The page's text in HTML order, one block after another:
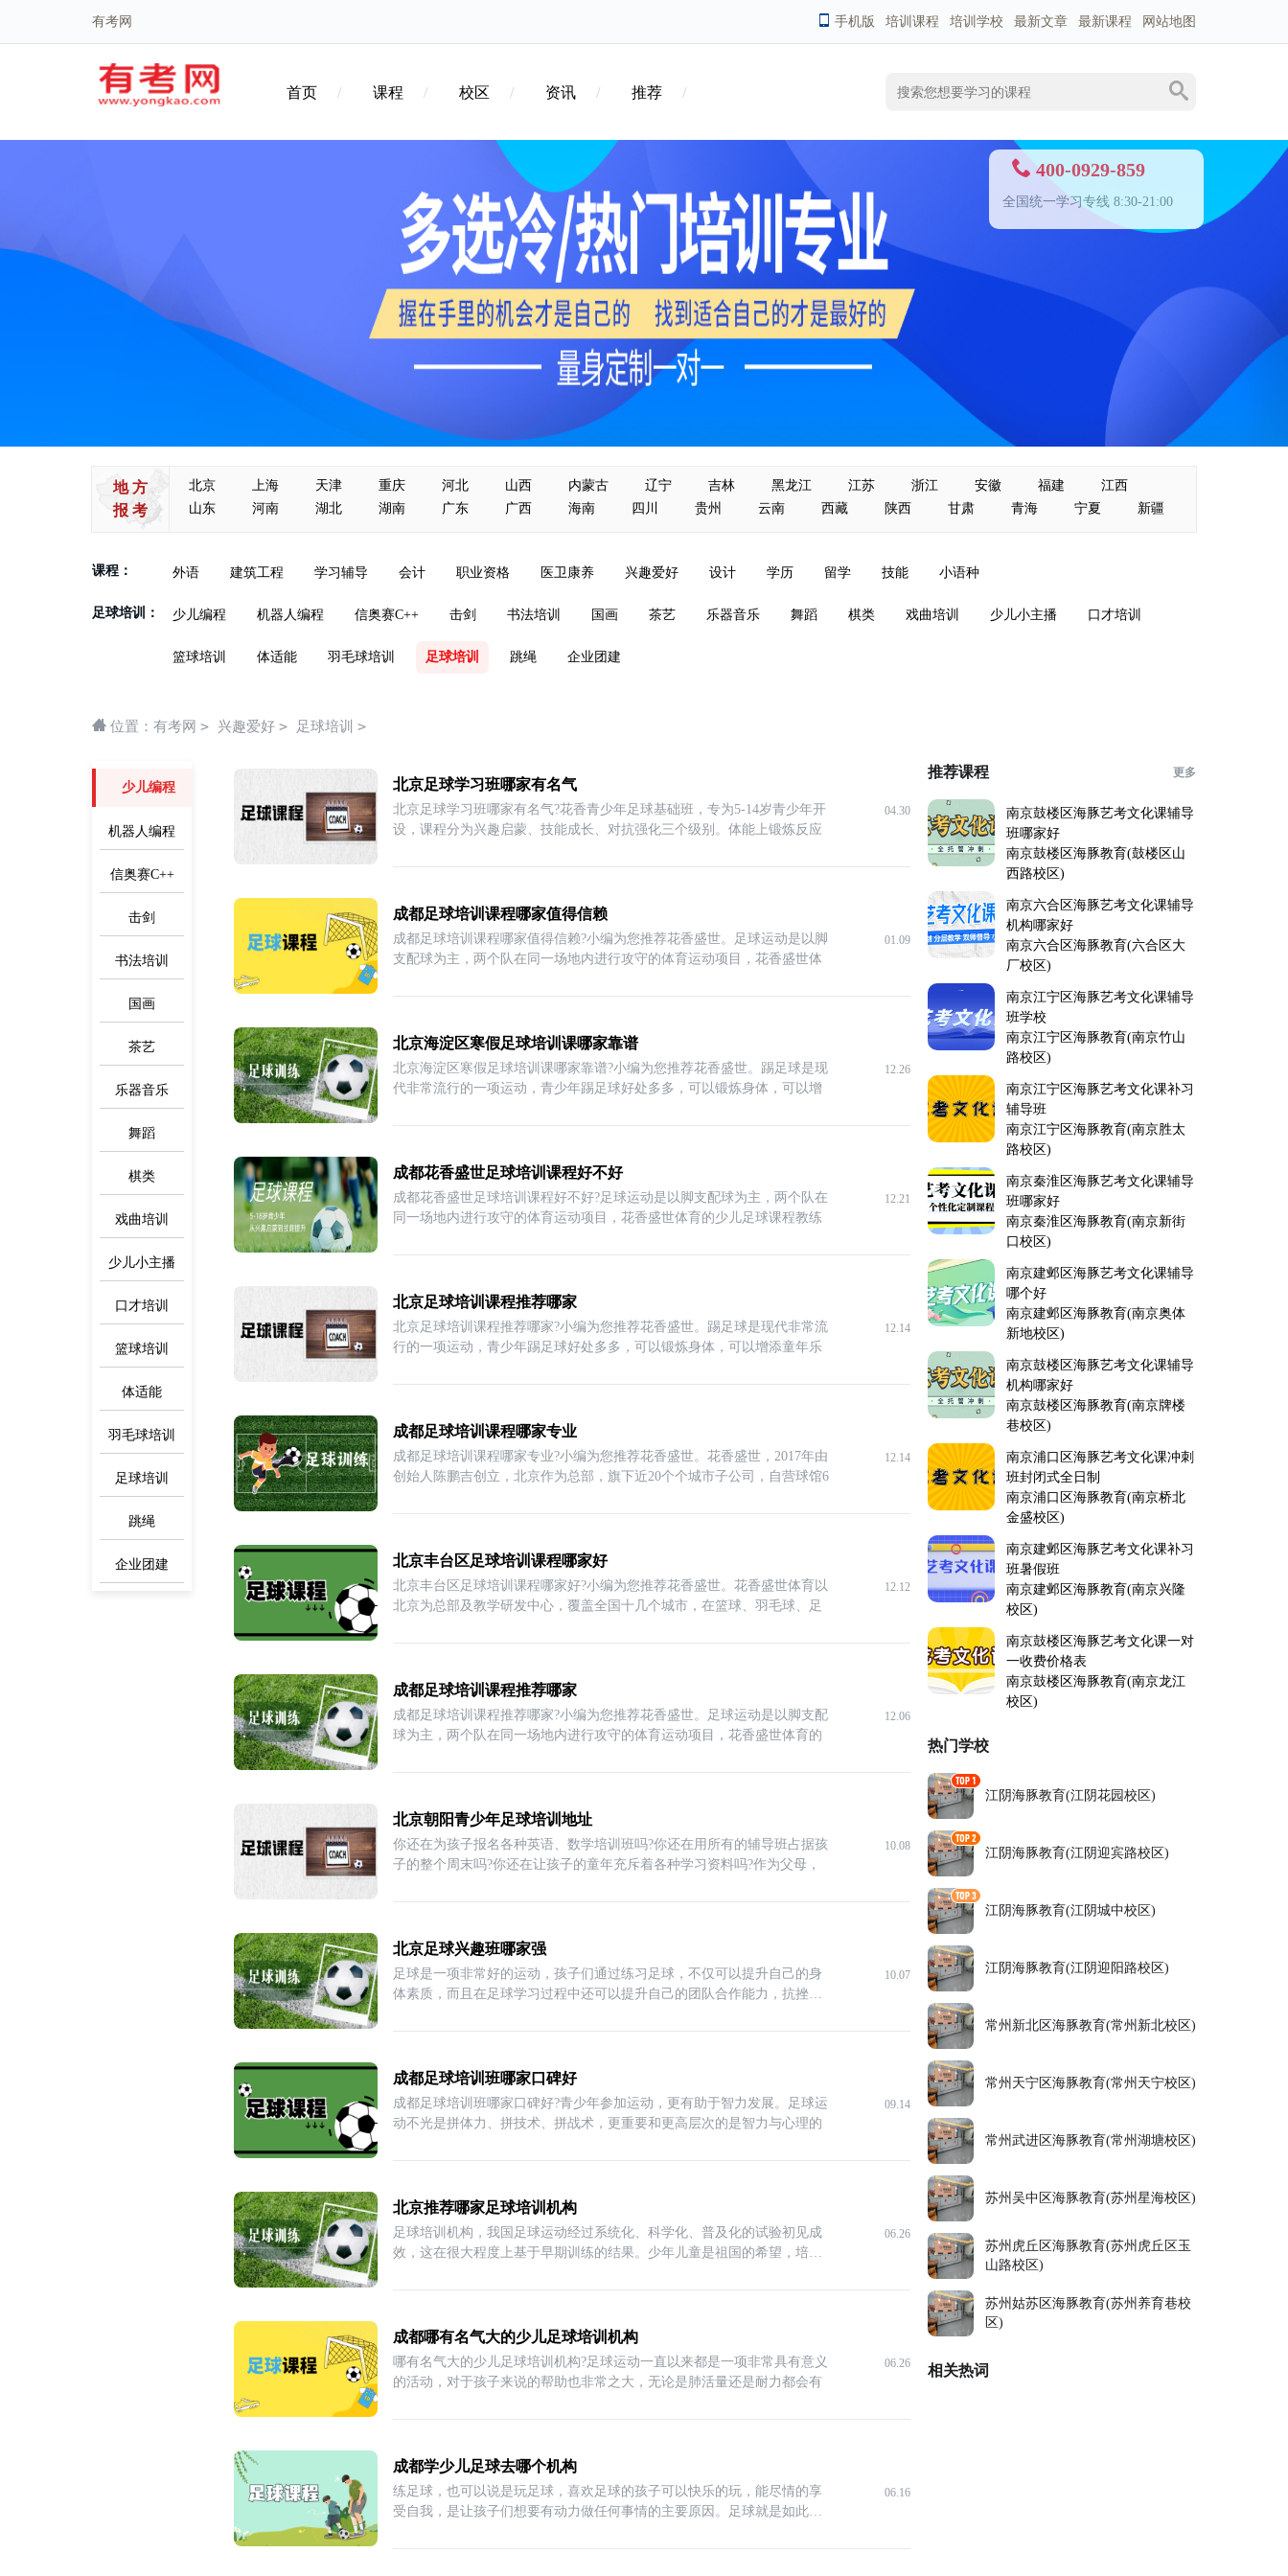
手机版 培训课程 培训学校 最新文章 最新课程 网站地图
有考网
首页 课程 校区 资讯 推荐
400-0929-859
全国统一学习专线 8:30-21:00
地 方
报 考
北京 上海 天津 重庆 河北 山西 内蒙古 辽宁 吉林 黑龙江 江苏 浙江 安徽 福建
江西
山东
河南 湖北 湖南 广东 广西 海南 四川 贵州 云南 西藏 陕西 甘肃 青海 宁夏 新疆
课程： 外语 建筑工程 学习辅导 会计 职业资格 医卫康养 兴趣爱好 设计 学历 留学 技能 小语种
足球培训： 少儿编程 机器人编程 信奥赛C++ 击剑 书法培训 国画 茶艺 乐器音乐 舞蹈 棋类 戏曲培训 少儿小主播 口才培训
篮球培训 体适能 羽毛球培训 足球培训 跳绳 企业团建
位置： 有考网 > 兴趣爱好 > 足球培训 >
少儿编程
机器人编程
信奥赛C++
击剑
书法培训
国画
茶艺
乐器音乐
舞蹈
棋类
戏曲培训
少儿小主播
口才培训
篮球培训
体适能
羽毛球培训
足球培训
跳绳
企业团建
北京足球学习班哪家有名气
北京足球学习班哪家有名气?花香青少年足球基础班，专为5-14岁青少年开
设，课程分为兴趣启蒙、技能成长、对抗强化三个级别。体能上锻炼反应
04.30
成都足球培训课程哪家值得信赖
成都足球培训课程哪家值得信赖?小编为您推荐花香盛世。足球运动是以脚
支配球为主，两个队在同一场地内进行攻守的体育运动项目，花香盛世体
01.09
北京海淀区寒假足球培训课哪家靠谱
北京海淀区寒假足球培训课哪家靠谱?小编为您推荐花香盛世。踢足球是现
代非常流行的一项运动，青少年踢足球好处多多，可以锻炼身体，可以增
12.26
成都花香盛世足球培训课程好不好
成都花香盛世足球培训课程好不好?足球运动是以脚支配球为主，两个队在
同一场地内进行攻守的体育运动项目，花香盛世体育的少儿足球课程教练
12.21
北京足球培训课程推荐哪家
北京足球培训课程推荐哪家?小编为您推荐花香盛世。踢足球是现代非常流
行的一项运动，青少年踢足球好处多多，可以锻炼身体，可以增添童年乐
12.14
成都足球培训课程哪家专业
成都足球培训课程哪家专业?小编为您推荐花香盛世。花香盛世，2017年由
创始人陈鹏吉创立，北京作为总部，旗下近20个个城市子公司，自营球馆6
12.14
北京丰台区足球培训课程哪家好
北京丰台区足球培训课程哪家好?小编为您推荐花香盛世。花香盛世体育以
北京为总部及教学研发中心，覆盖全国十几个城市，在篮球、羽毛球、足
12.12
成都足球培训课程推荐哪家
成都足球培训课程推荐哪家?小编为您推荐花香盛世。足球运动是以脚支配
球为主，两个队在同一场地内进行攻守的体育运动项目，花香盛世体育的
12.06
北京朝阳青少年足球培训地址
你还在为孩子报名各种英语、数学培训班吗?你还在用所有的辅导班占据孩
子的整个周末吗?你还在让孩子的童年充斥着各种学习资料吗?作为父母，
10.08
北京足球兴趣班哪家强
足球是一项非常好的运动，孩子们通过练习足球，不仅可以提升自己的身
体素质，而且在足球学习过程中还可以提升自己的团队合作能力，抗挫能
10.07
成都足球培训班哪家口碑好
成都足球培训班哪家口碑好?青少年参加运动，更有助于智力发展。足球运
动不光是拼体力、拼技术、拼战术，更重要和更高层次的是智力与心理的
09.14
北京推荐哪家足球培训机构
足球培训机构，我国足球运动经过系统化、科学化、普及化的试验初见成
效，这在很大程度上基于早期训练的结果。少年儿童是祖国的希望，培养
06.26
成都哪有名气大的少儿足球培训机构
哪有名气大的少儿足球培训机构?足球运动一直以来都是一项非常具有意义
的活动，对于孩子来说的帮助也非常之大，无论是肺活量还是耐力都会有
06.26
成都学少儿足球去哪个机构
练足球，也可以说是玩足球，喜欢足球的孩子可以快乐的玩，能尽情的享
受自我，是让孩子们想要有动力做任何事情的主要原因。足球就是如此。
06.16
推荐课程 更多
南京鼓楼区海豚艺考文化课辅导
班哪家好
南京鼓楼区海豚教育(鼓楼区山
西路校区)
南京六合区海豚艺考文化课辅导
机构哪家好
南京六合区海豚教育(六合区大
厂校区)
南京江宁区海豚艺考文化课辅导
班学校
南京江宁区海豚教育(南京竹山
路校区)
南京江宁区海豚艺考文化课补习
辅导班
南京江宁区海豚教育(南京胜太
路校区)
南京秦淮区海豚艺考文化课辅导
班哪家好
南京秦淮区海豚教育(南京新街
口校区)
南京建邺区海豚艺考文化课辅导
哪个好
南京建邺区海豚教育(南京奥体
新地校区)
南京鼓楼区海豚艺考文化课辅导
机构哪家好
南京鼓楼区海豚教育(南京牌楼
巷校区)
南京浦口区海豚艺考文化课冲刺
班封闭式全日制
南京浦口区海豚教育(南京桥北
金盛校区)
南京建邺区海豚艺考文化课补习
班暑假班
南京建邺区海豚教育(南京兴隆
校区)
南京鼓楼区海豚艺考文化课一对
一收费价格表
南京鼓楼区海豚教育(南京龙江
校区)
热门学校
江阴海豚教育(江阴花园校区)
江阴海豚教育(江阴迎宾路校区)
江阴海豚教育(江阴城中校区)
江阴海豚教育(江阴迎阳路校区)
常州新北区海豚教育(常州新北校区)
常州天宁区海豚教育(常州天宁校区)
常州武进区海豚教育(常州湖塘校区)
苏州吴中区海豚教育(苏州星海校区)
苏州虎丘区海豚教育(苏州虎丘区玉
山路校区)
苏州姑苏区海豚教育(苏州养育巷校
区)
相关热词